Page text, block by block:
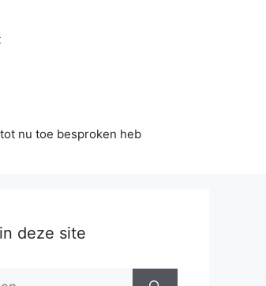
nu toe besproken heb
deze site